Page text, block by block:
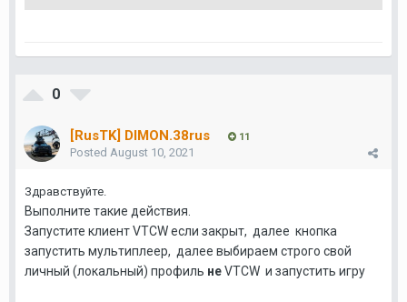
0
[RusTK] DIMON.38rus 11
Posted August 10, 2021
Здравствуйте.
Выполните такие действия.
Запустите клиент VTCW если закрыт, далее кнопка
запустить мультиплеер, далее выбираем строго свой
личный (локальный) профиль неVTCW и запустить игру